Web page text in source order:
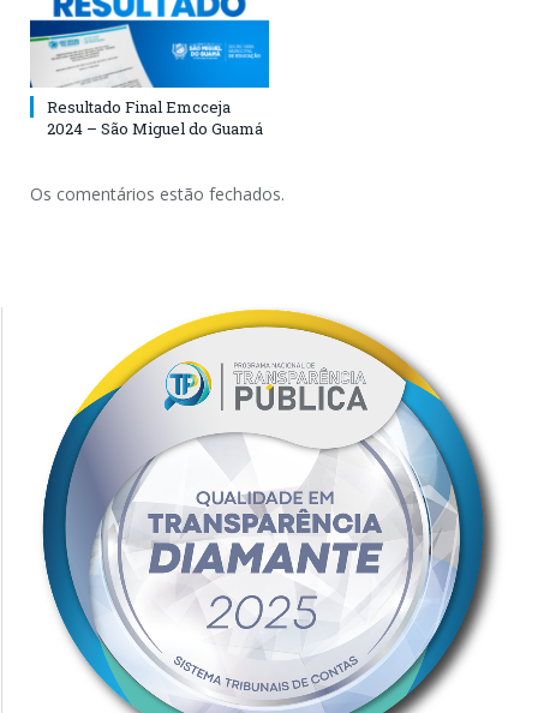
Resultado Final Emcceja
2024 – São Miguel do Guamá
Os comentários estão fechados.